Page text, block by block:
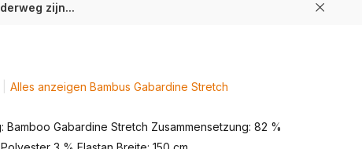
anlegen
zijn...
Alles anzeigen Bambus Gabardine Stretch
Bamboo Gabardine Stretch Zusammensetzung: 82 %